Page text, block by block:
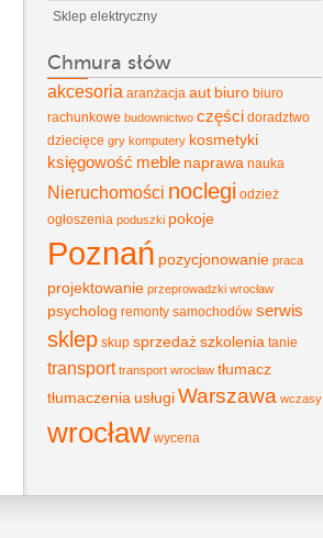
Sklep elektryczny
Chmura słów
akcesoria aranżacja aut biuro biuro
rachunkowe budownictwo części doradztwo
dziecięce gry komputery kosmetyki
księgowość meble naprawa nauka
Nieruchomości noclegi odzież
ogłoszenia poduszki pokoje
Poznań pozycjonowanie praca
projektowanie przeprowadzki wrocław
psycholog remonty samochodów serwis
sklep skup sprzedaższkolenia tanie
transport transport wrocław tłumacz
tłumaczenia usługiWarszawa wczasy
wrocław wycena